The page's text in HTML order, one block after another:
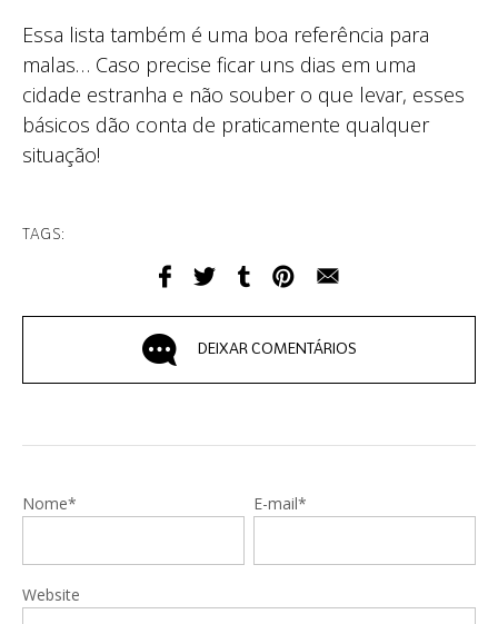
Essa lista também é uma boa referência para
malas… Caso precise ficar uns dias em uma
cidade estranha e não souber o que levar, esses
básicos dão conta de praticamente qualquer
situação!
TAGS:
DEIXAR COMENTÁRIOS
Nome* E-mail*
Website